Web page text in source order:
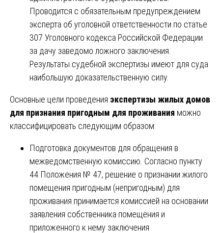
Проводится с обязательным предупреждением
эксперта об уголовной ответственности по статье
307 Уголовного кодекса Российской Федерации
за дачу заведомо ложного заключения.
Результаты судебной экспертизы имеют для суда
наибольшую доказательственную силу.
Основные цели проведения экспертизы жилых домов
для признания пригодным для проживания можно
классифицировать следующим образом:
Подготовка документов для обращения в
межведомственную комиссию. Согласно пункту
44 Положения № 47, решение о признании жилого
помещения пригодным (непригодным) для
проживания принимается комиссией на основании
заявления собственника помещения и
приложенного к нему заключения